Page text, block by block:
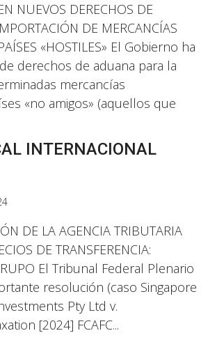
NUEVOS DERECHOS DE
DE MERCANCÍAS
«HOSTILES» El Gobierno ha
derechos de aduana para la
mercancías
«no amigos» (aquellos que
INTERNACIONAL
DE LA AGENCIA TRIBUTARIA
DE TRANSFERENCIA:
El Tribunal Federal Plenario
resolución (caso Singapore
Pty Ltd v.
[2024] FCAFC...